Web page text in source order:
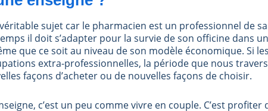
véritable sujet car le pharmacien est un professionnel de
il doit s’adapter pour la survie de son officine dans
que ce soit au niveau de son modèle économique. Si
extra-professionnelles, la période que nous
façons d’acheter ou de nouvelles façons de choisir.
c’est un peu comme vivre en couple. C’est